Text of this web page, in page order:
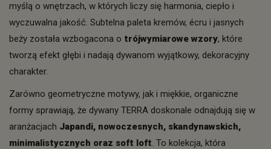
myślą o wnętrzach, w których liczy się harmonia, ciepło i
wyczuwalna jakość. Subtelna paleta kremów, écru i jasnych
beży została wzbogacona o trójwymiarowe wzory, które
tworzą efekt głębi i nadają dywanom wyjątkowy, dekoracyjny
charakter.
Zarówno geometryczne motywy, jak i miękkie, organiczne
formy sprawiają, że dywany TERRA doskonale odnajdują się w
aranżacjach Japandi, nowoczesnych, skandynawskich,
minimalistycznych oraz soft loft. To kolekcja, która